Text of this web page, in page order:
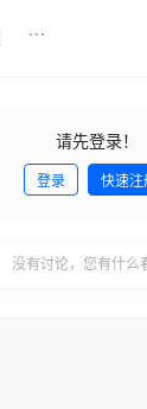
请先登录！
登录 快速注
没有讨论，您有什么